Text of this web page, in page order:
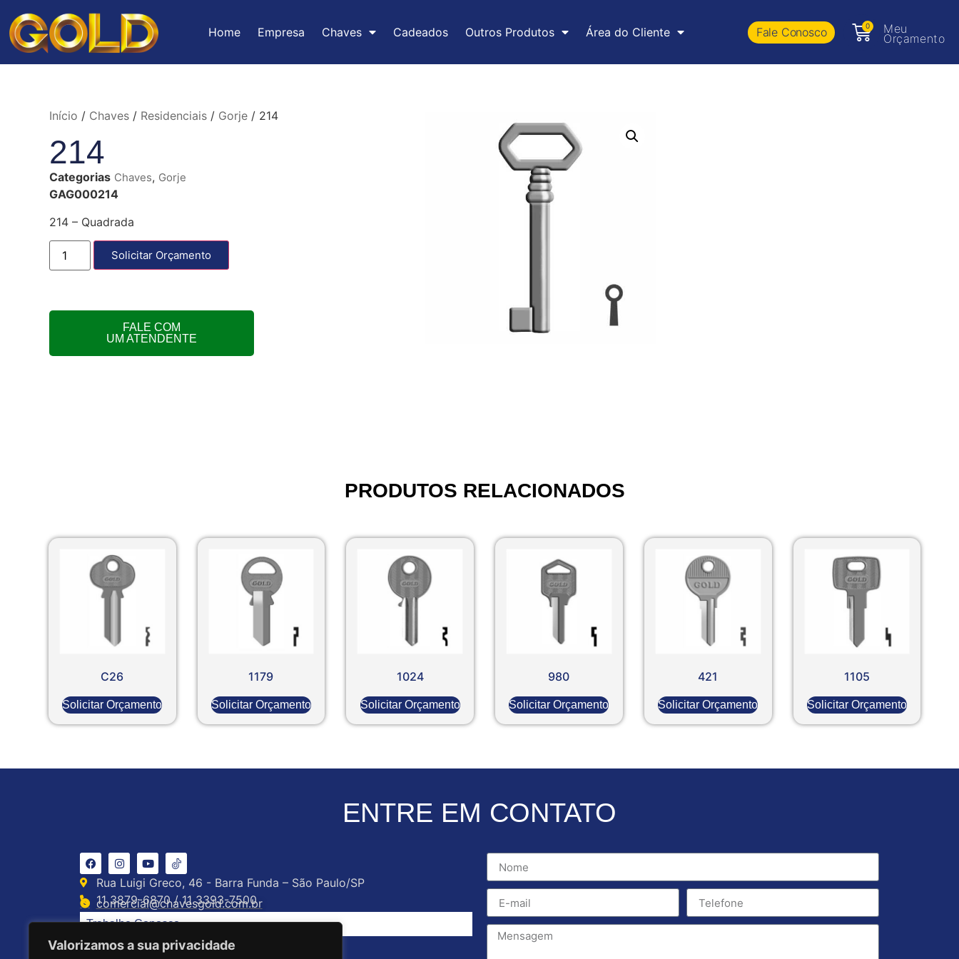
Valorizamos a sua privacidade
Home Empresa Chaves Cadeados Outros Produtos Área do Cliente Fale Conosco 0 Meu
Orçamento
Início / Chaves/ Residenciais/ Gorje/ 214
214
Categorias Chaves, Gorje
GAG000214
214 – Quadrada
Solicitar Orçamento
FALE COM
UM ATENDENTE
PRODUTOS RELACIONADOS
C26
Solicitar Orçamento
1179
Solicitar Orçamento
1024
Solicitar Orçamento
980
Solicitar Orçamento
421
Solicitar Orçamento
1105
Solicitar Orçamento
ENTRE EM CONTATO
Rua Luigi Greco, 46 - Barra Funda – São Paulo/SP
11 3879-6870 / 11 3393-7500
comercial@chavesgold.com.br
Trabalhe Conosco